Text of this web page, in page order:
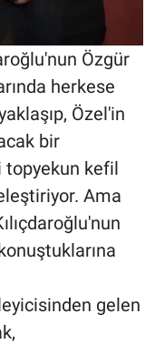
Özgür
herkese
Özel'in
bir
topyekun kefil
Ama
gelen